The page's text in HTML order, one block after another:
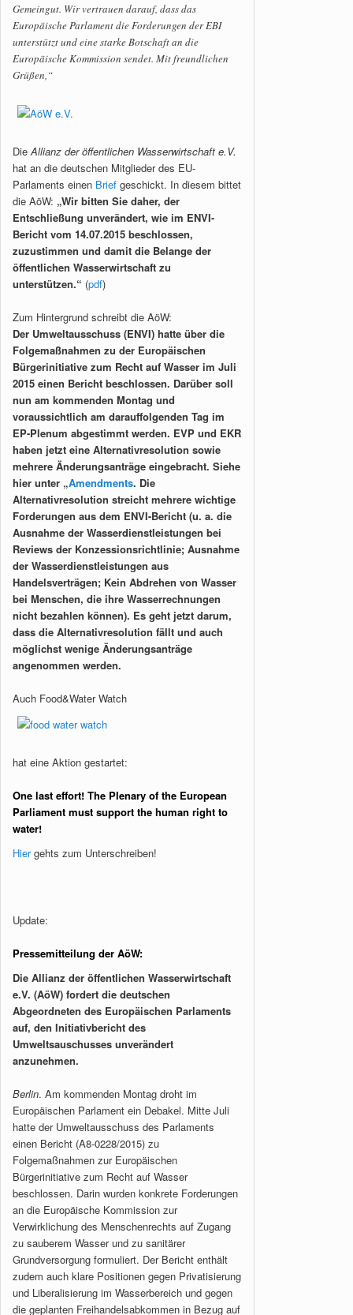
Gemeingut. Wir vertrauen darauf, dass das
Europäische Parlament die Forderungen der EBI
unterstützt und eine starke Botschaft an die
Europäische Kommission sendet. Mit freundlichen
Grüßen,“
DieAllianz der öffentlichen Wasserwirtschaft e.V.
hat an die deutschen Mitglieder des EU-
Parlaments einen Brief geschickt. In diesem bittet
die AöW: „Wir bitten Sie daher, der
Entschließung unverändert, wie im ENVI-
Bericht vom 14.07.2015 beschlossen,
zuzustimmen und damit die Belange der
öffentlichen Wasserwirtschaft zu
unterstützen.“ (pdf)
Zum Hintergrund schreibt die AöW:
Der Umweltausschuss (ENVI) hatte über die
Folgemaßnahmen zu der Europäischen
Bürgerinitiative zum Recht auf Wasser im Juli
2015 einen Bericht beschlossen. Darüber soll
nun am kommenden Montag und
voraussichtlich am darauffolgenden Tag im
EP-Plenum abgestimmt werden. EVP und EKR
haben jetzt eine Alternativresolution sowie
mehrere Änderungsanträge eingebracht. Siehe
hier unter „Amendments. Die
Alternativresolution streicht mehrere wichtige
Forderungen aus dem ENVI-Bericht (u. a. die
Ausnahme der Wasserdienstleistungen bei
Reviews der Konzessionsrichtlinie; Ausnahme
der Wasserdienstleistungen aus
Handelsverträgen; Kein Abdrehen von Wasser
bei Menschen, die ihre Wasserrechnungen
nicht bezahlen können). Es geht jetzt darum,
dass die Alternativresolution fällt und auch
möglichst wenige Änderungsanträge
angenommen werden.
Auch Food&Water Watch
hat eine Aktion gestartet:
One last effort! The Plenary of the European
Parliament must support the human right to
water!
Hiergehts zum Unterschreiben!
Update:
Pressemitteilung der AöW:
Die Allianz der öffentlichen Wasserwirtschaft
e.V. (AöW) fordert die deutschen
Abgeordneten des Europäischen Parlaments
auf, den Initiativbericht des
Umweltsauschusses unverändert
anzunehmen.
Berlin. Am kommenden Montag droht im
Europäischen Parlament ein Debakel. Mitte Juli
hatte der Umweltausschuss des Parlaments
einen Bericht (A8-0228/2015) zu
Folgemaßnahmen zur Europäischen
Bürgerinitiative zum Recht auf Wasser
beschlossen. Darin wurden konkrete Forderungen
an die Europäische Kommission zur
Verwirklichung des Menschenrechts auf Zugang
zu sauberem Wasser und zu sanitärer
Grundversorgung formuliert. Der Bericht enthält
zudem auch klare Positionen gegen Privatisierung
und Liberalisierung im Wasserbereich und gegen
die geplanten Freihandelsabkommen in Bezug auf